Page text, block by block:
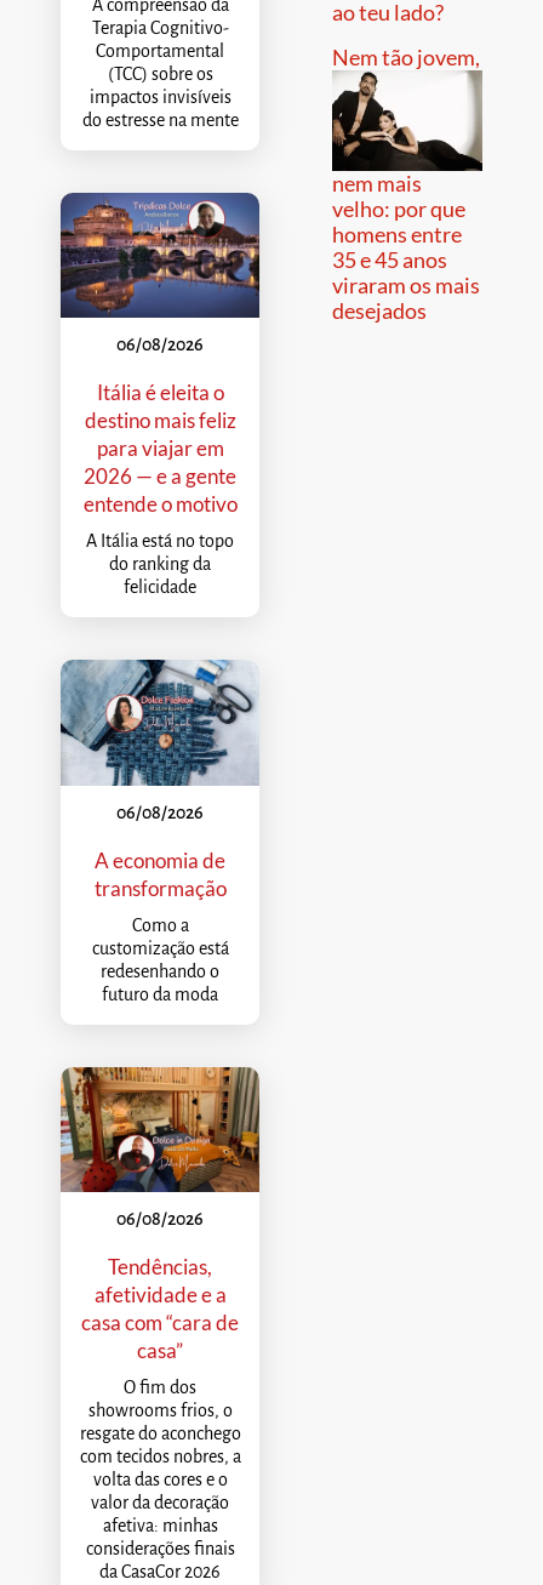
A compreensão da
Terapia Cognitivo-
Comportamental
(TCC) sobre os
impactos invisíveis
do estresse na mente
06/08/2026
Itália é eleita o
destino mais feliz
para viajar em
2026 — e a gente
entende o motivo
A Itália está no topo
do ranking da
felicidade
06/08/2026
A economia de
transformação
Como a
customização está
redesenhando o
futuro da moda
06/08/2026
Tendências,
afetividade e a
casa com “cara de
casa”
O fim dos
showrooms frios, o
resgate do aconchego
com tecidos nobres, a
volta das cores e o
valor da decoração
afetiva: minhas
considerações finais
da CasaCor 2026
ao teu lado?
Nem tão jovem,
nem mais
velho: por que
homens entre
35 e 45 anos
viraram os mais
desejados